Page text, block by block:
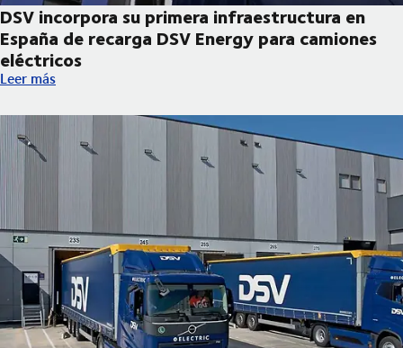
DSV incorpora su primera infraestructura en
España de recarga DSV Energy para camiones
eléctricos
DSV incorpora su primera infraestructura en España de
Leer más